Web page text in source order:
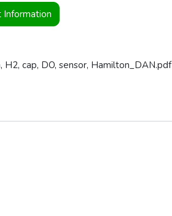
Information
H2, cap, DO, sensor, Hamilton_DAN.pdf